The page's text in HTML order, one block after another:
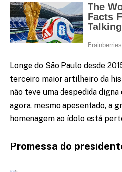
Longe do São Paulo desde
terceiro maior artilheiro da
não teve uma despedida
agora, mesmo apesentado, a
homenagem ao ídolo está
Promessa do